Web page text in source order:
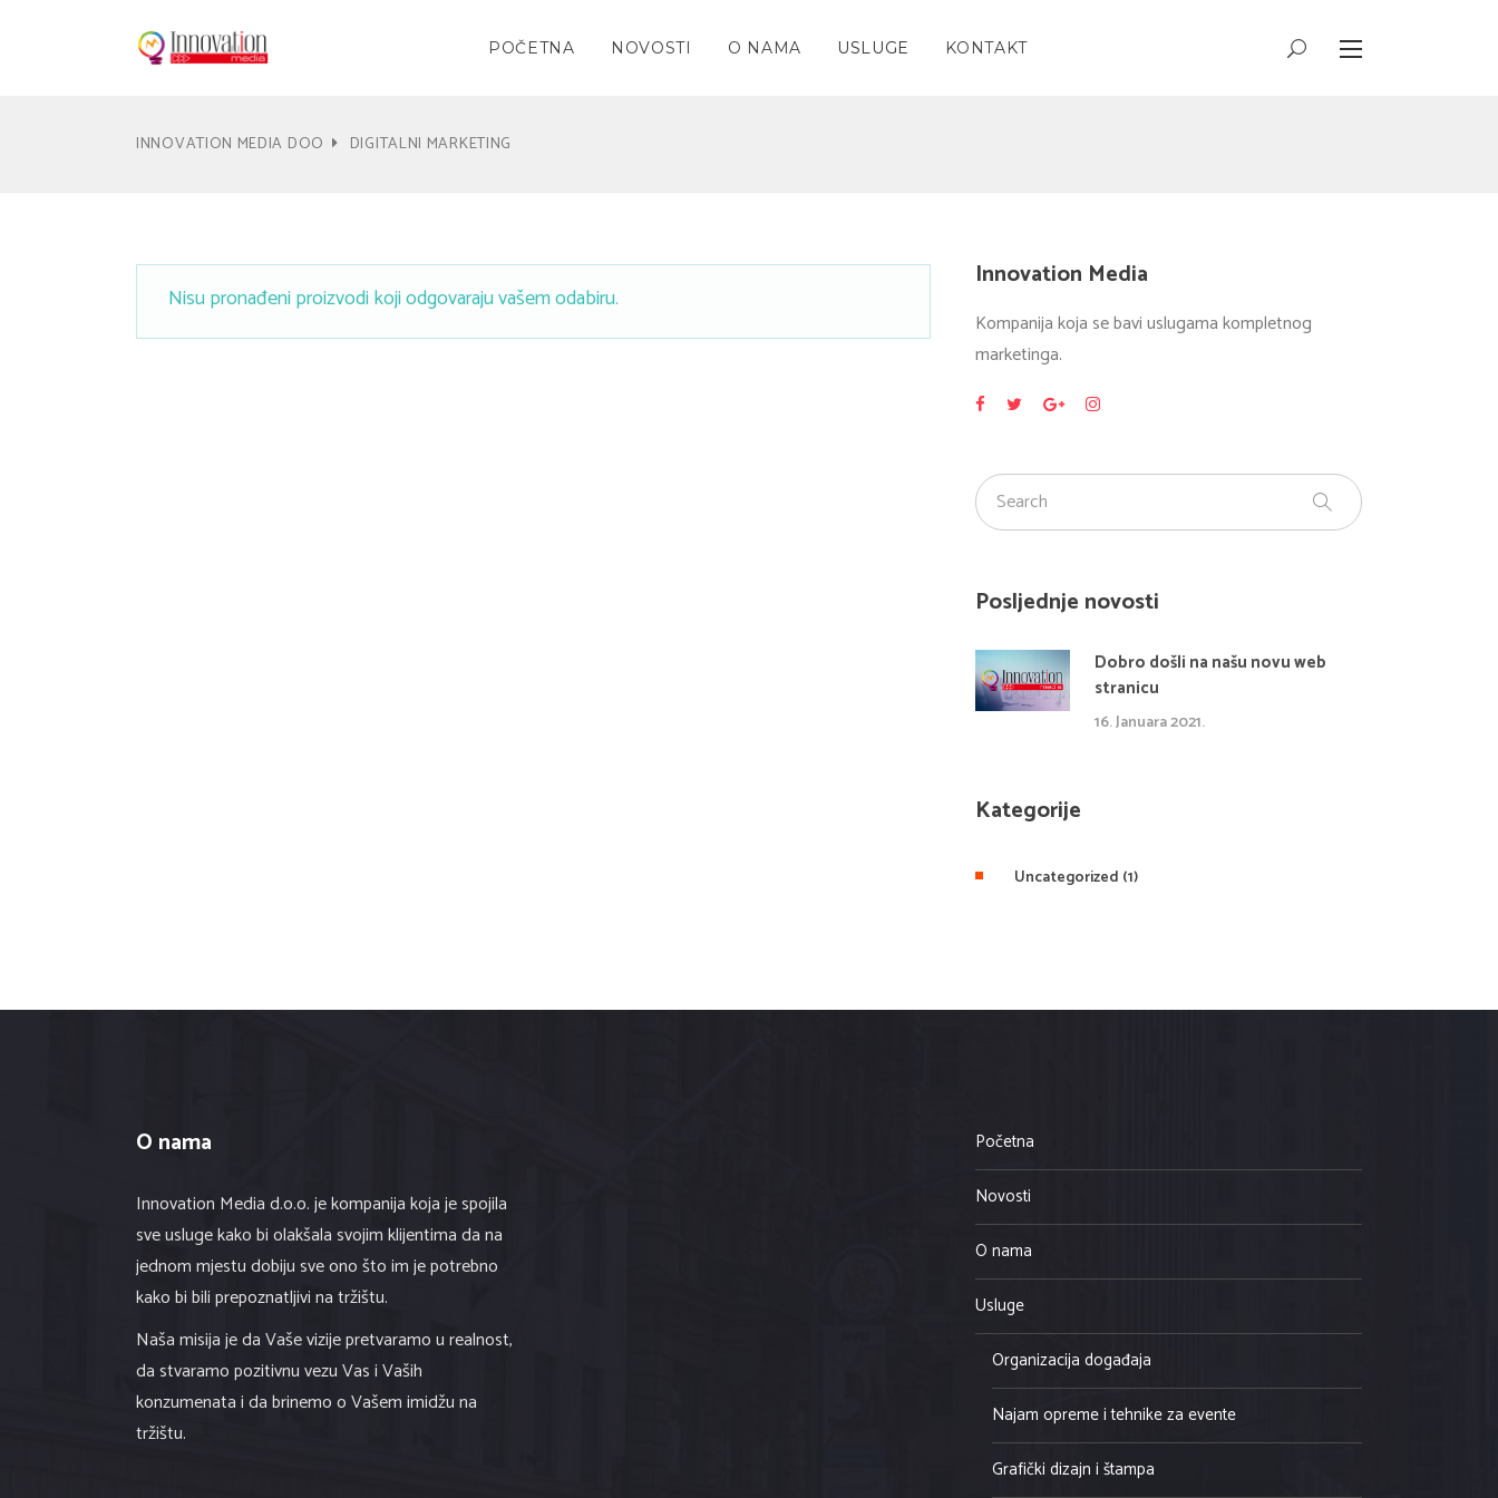
POČETNA NOVOSTI O NAMA USLUGE KONTAKT
INNOVATION MEDIA DOO DIGITALNI MARKETING
Nisu pronađeni proizvodi koji odgovaraju vašem odabiru.
Innovation Media
Kompanija koja se bavi uslugama kompletnog
marketinga.
Posljednje novosti
Dobro došli na našu novu web
stranicu
16. Januara 2021.
Kategorije
Uncategorized (1)
O nama
Innovation Media d.o.o. je kompanija koja je spojila
sve usluge kako bi olakšala svojim klijentima da na
jednom mjestu dobiju sve ono što im je potrebno
kako bi bili prepoznatljivi na tržištu.
Naša misija je da Vaše vizije pretvaramo u realnost,
da stvaramo pozitivnu vezu Vas i Vaših
konzumenata i da brinemo o Vašem imidžu na
tržištu.
Početna
Novosti
O nama
Usluge
Organizacija događaja
Najam opreme i tehnike za evente
Grafički dizajn i štampa